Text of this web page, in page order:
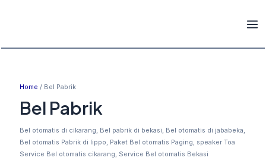
Home Bel Pabrik
Bel Pabrik
Bel otomatis di cikarang, Bel pabrik di bekasi, Bel otomatis di jababeka,
Bel otomatis Pabrik di lippo, Paket Bel otomatis Paging, speaker Toa
Service Bel otomatis cikarang, Service Bel otomatis Bekasi